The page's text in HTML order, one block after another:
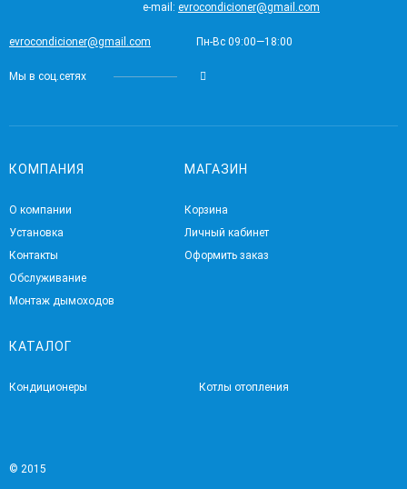
e-mail: evrocondicioner@gmail.com
evrocondicioner@gmail.com Пн-Вс 09:00—18:00
Мы в соц.сетях
КОМПАНИЯ
О компании
Установка
Контакты
Обслуживание
Монтаж дымоходов
МАГАЗИН
Корзина
Личный кабинет
Оформить заказ
КАТАЛОГ
Кондиционеры Котлы отопления
© 2015